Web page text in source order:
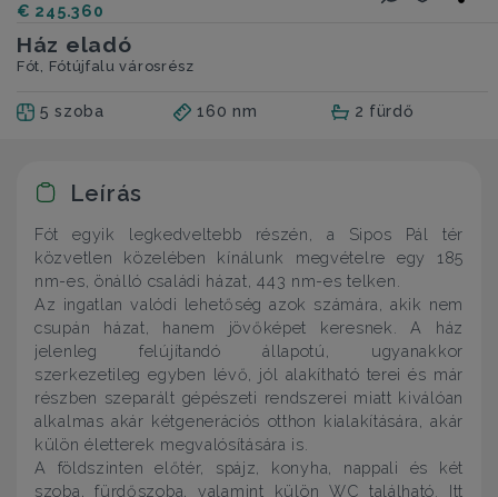
€ 245.360
Ház eladó
Fót, Fótújfalu városrész
5 szoba 160 nm 2 fürdő
Leírás
Fót egyik legkedveltebb részén, a Sipos Pál tér
közvetlen közelében kínálunk megvételre egy 185
nm-es, önálló családi házat, 443 nm-es telken.
Az ingatlan valódi lehetőség azok számára, akik nem
csupán házat, hanem jövőképet keresnek. A ház
jelenleg felújítandó állapotú, ugyanakkor
szerkezetileg egyben lévő, jól alakítható terei és már
részben szeparált gépészeti rendszerei miatt kiválóan
alkalmas akár kétgenerációs otthon kialakítására, akár
külön életterek megvalósítására is.
A földszinten előtér, spájz, konyha, nappali és két
szoba, fürdőszoba, valamint külön WC található. Itt